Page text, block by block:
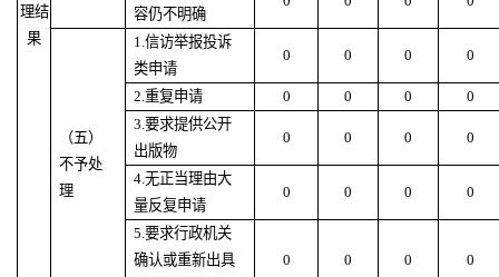
理结
果
容仍不明确
（五）
不予处
理
1.信访举报投诉
类申请
0 0 0 0
2.重复申请 0 0 0
0
3.要求提供公开
出版物
0 0 0 0
4.无正当理由大
量反复申请
0 0 0 0
5.要求行政机关
确认或重新出具
0 0 0 0